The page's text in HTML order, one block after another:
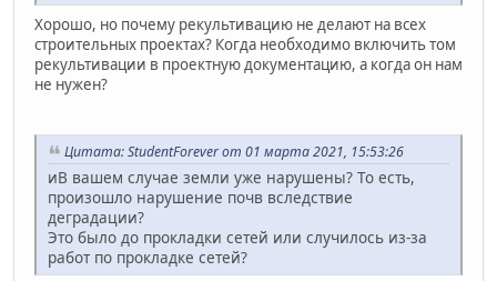
Хорошо, но почему рекультивацию не делают на всех
строительных проектах? Когда необходимо включить том
рекультивации в проектную документацию, а когда он нам
не нужен?
Цитата: StudentForever от 01 марта 2021, 15:53:26
иВ вашем случае земли уже нарушены? То есть,
произошло нарушение почв вследствие
деградации?
Это было до прокладки сетей или случилось из-за
работ по прокладке сетей?